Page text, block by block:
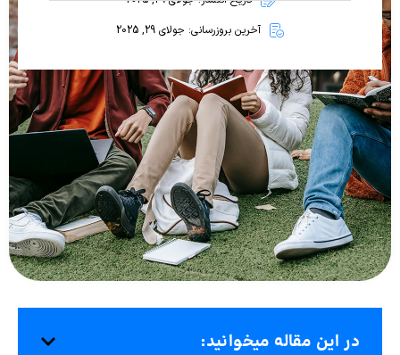
آخرین بروزرسانی: جولای 29, 2025
در این مقاله میخوانید: